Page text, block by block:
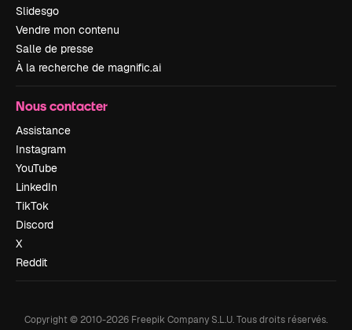
Slidesgo
Vendre mon contenu
Salle de presse
À la recherche de magnific.ai
Nous contacter
Assistance
Instagram
YouTube
LinkedIn
TikTok
Discord
X
Reddit
Copyright © 2010-2026 Freepik Company S.L.U.Tous droits réservés.